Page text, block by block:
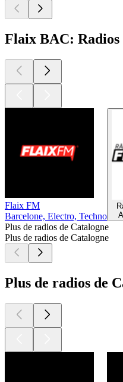
Flaix BAC: Radios
Flaix FM
Barcelone, Electro, Techno
Plus de radios de Catalogne
Plus de radios de Catalogne
Plus de radios de